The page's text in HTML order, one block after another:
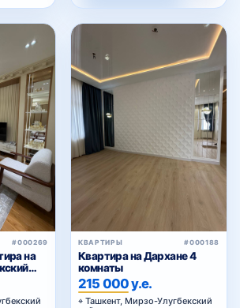
#000269
на
в
КВАРТИРЫ #000188
Квартира на Дархане 4
комнаты
215 000 у.е.
Ташкент, Мирзо-Улугбекский